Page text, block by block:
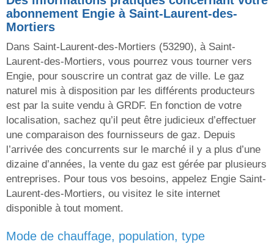
abonnement Engie à Saint-Laurent-des-
Mortiers
Dans Saint-Laurent-des-Mortiers (53290), à Saint-
Laurent-des-Mortiers, vous pourrez vous tourner vers
Engie, pour souscrire un contrat gaz de ville. Le gaz
naturel mis à disposition par les différents producteurs
est par la suite vendu à GRDF. En fonction de votre
localisation, sachez qu’il peut être judicieux d’effectuer
une comparaison des fournisseurs de gaz. Depuis
l’arrivée des concurrents sur le marché il y a plus d’une
dizaine d’années, la vente du gaz est gérée par plusieurs
entreprises. Pour tous vos besoins, appelez Engie Saint-
Laurent-des-Mortiers, ou visitez le site internet
disponible à tout moment.
mode de chauffage, population, type